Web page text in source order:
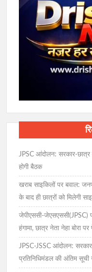
JPSC आंदोलन: सरकार-
होगी बैठक
खराब साइकिलों पर बवाल:
के बाद ही छात्रों को मिलेगी
जेपीएससी-जेएसएससी(JPSC)
हंगामा, छात्र नेता नेहा बोरा
JPSC-JSSC आंदोलन:
प्रतिनिधिमंडल की अंतिम सूची